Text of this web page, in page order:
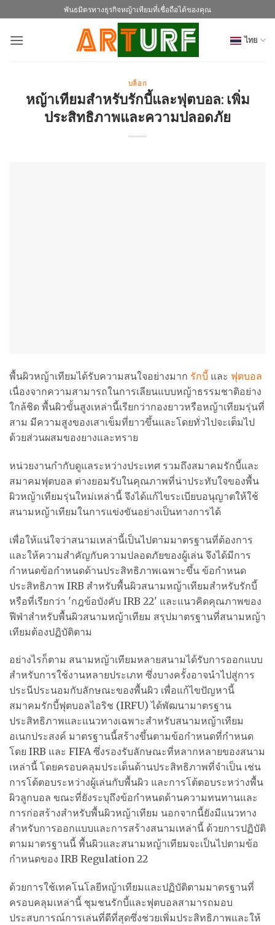
ไป
พันธมิตรทางธุรกิจหญ้าเทียมที่เชื่อถือได้ของคุณ
ไทย
บล็อก
หญ้าเทียมสำหรับรักบี้และฟุตบอล: เพิ่ม
ประสิทธิภาพและความปลอดภัย
พื้นผิวหญ้าเทียมได้รับความสนใจอย่างมาก รักบี้ และ ฟุตบอล
เนื่องจากความสามารถในการเลียนแบบหญ้าธรรมชาติอย่าง
ใกล้ชิด พื้นผิวขั้นสูงเหล่านี้เรียกว่ากองยาวหรือหญ้าเทียมรุ่นที่
สาม มีความสูงของเสาเข็มที่ยาวขึ้นและโดยทั่วไปจะเต็มไป
ด้วยส่วนผสมของยางและทราย
หน่วยงานกำกับดูแลระหว่างประเทศ รวมถึงสมาคมรักบี้และ
สมาคมฟุตบอล ต่างยอมรับในคุณภาพที่น่าประทับใจของพื้น
ผิวหญ้าเทียมรุ่นใหม่เหล่านี้ จึงได้แก้ไขระเบียบอนุญาตให้ใช้
สนามหญ้าเทียมในการแข่งขันอย่างเป็นทางการได้
เพื่อให้แน่ใจว่าสนามเหล่านี้เป็นไปตามมาตรฐานที่ต้องการ
และให้ความสำคัญกับความปลอดภัยของผู้เล่น จึงได้มีการ
กำหนดข้อกำหนดด้านประสิทธิภาพเฉพาะขึ้น ข้อกำหนด
ประสิทธิภาพ IRB สำหรับพื้นผิวสนามหญ้าเทียมสำหรับรักบี้
หรือที่เรียกว่า 'กฎข้อบังคับ IRB 22' และแนวคิดคุณภาพของ
ฟีฟ่าสำหรับพื้นผิวสนามหญ้าเทียม สรุปมาตรฐานที่สนามหญ้า
เทียมต้องปฏิบัติตาม
อย่างไรก็ตาม สนามหญ้าเทียมหลายสนามได้รับการออกแบบ
สำหรับการใช้งานหลายประเภท ซึ่งบางครั้งอาจนำไปสู่การ
ประนีประนอมกับลักษณะของพื้นผิว เพื่อแก้ไขปัญหานี้
สมาคมรักบี้ฟุตบอลไอริช (IRFU) ได้พัฒนามาตรฐาน
ประสิทธิภาพและแนวทางเฉพาะสำหรับสนามหญ้าเทียม
อเนกประสงค์ มาตรฐานนี้สร้างขึ้นตามข้อกำหนดที่กำหนด
โดย IRB และ FIFA ซึ่งรองรับลักษณะที่หลากหลายของสนาม
เหล่านี้ โดยครอบคลุมประเด็นด้านประสิทธิภาพที่จำเป็น เช่น
การโต้ตอบระหว่างผู้เล่นกับพื้นผิว และการโต้ตอบระหว่างพื้น
ผิวลูกบอล ขณะที่ยังระบุถึงข้อกำหนดด้านความทนทานและ
การก่อสร้างสำหรับพื้นผิวหญ้าเทียม นอกจากนี้ยังมีแนวทาง
สำหรับการออกแบบและการสร้างสนามเหล่านี้ ด้วยการปฏิบัติ
ตามมาตรฐานนี้ พื้นผิวและสนามหญ้าเทียมจะเป็นไปตามข้อ
กำหนดของ IRB Regulation 22
ด้วยการใช้เทคโนโลยีหญ้าเทียมและปฏิบัติตามมาตรฐานที่
ครอบคลุมเหล่านี้ ชุมชนรักบี้และฟุตบอลสามารถมอบ
ประสบการณ์การเล่นที่ดีที่สุดซึ่งช่วยเพิ่มประสิทธิภาพและให้